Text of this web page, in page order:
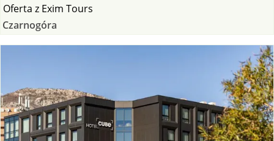
Oferta z Exim Tours
Czarnogóra